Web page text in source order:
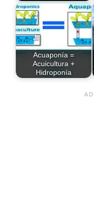
Acuaponía =
Acuicultura +
Hidroponía